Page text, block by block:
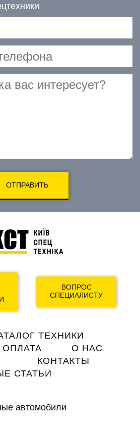
ОТПРАВИТЬ
ВОПРОС
СПЕЦИАЛИСТУ
ТЕХНИКИ
ОПЛАТА
О НАС
КОНТАКТЫ
СТАТЬИ
автомобили